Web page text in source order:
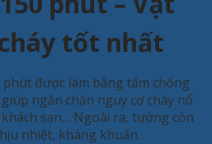
tốt nhất
được làm bằng tấm chống
giúp ngăn chặn nguy cơ cháy nổ
sạn… Ngoài ra, tường còn
nhiệt, kháng khuẩn.